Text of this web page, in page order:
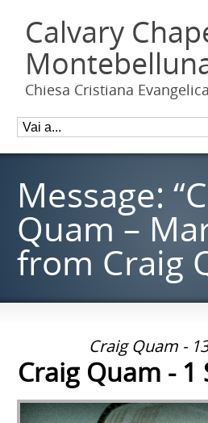
Calvary
Chiesa Cristiana Evangelica
Message:
Quam –
from Craig
Craig Quam -
Craig Quam - 1